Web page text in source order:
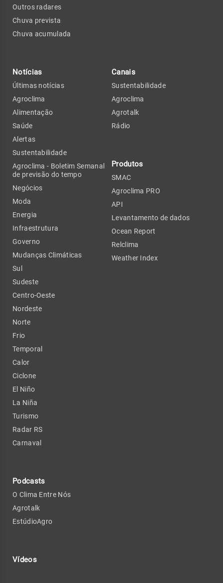
Outros radares
Chuva prevista
Chuva acumulada
Notícias
Últimas notícias
Agroclima
Alimentação
Saúde
Alertas
Sustentabilidade
Agroclima - Boletim Semanal
de previsão do tempo
Negócios
Moda
Energia
Infraestrutura
Governo
Mudanças Climáticas
Sul
Sudeste
Centro-Oeste
Nordeste
Norte
Frio
Temporal
Calor
Ciclone
El Niño
La Niña
Turismo
Radar RS
Carnaval
Podcasts
O Clima Entre Nós
Agrotalk
EstúdioAgro
Vídeos
Canais
Sustentabilidade
Agroclima
Agrotalk
Rádio
Produtos
SMAC
Agroclima PRO
API
Levantamento de dados
Ocean Report
Relclima
Weather Index